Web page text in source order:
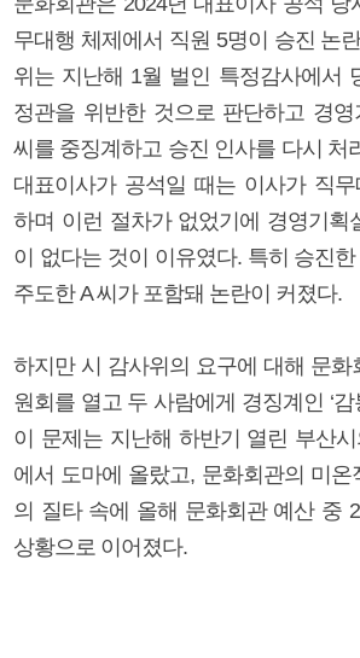
무대행 체제에서 직원 5명이 승진 논
위는 지난해 1월 벌인 특정감사에서
정관을 위반한 것으로 판단하고 경
씨를 중징계하고 승진 인사를 다시 처
대표이사가 공석일 때는 이사가 직
하며 이런 절차가 없었기에 경영기획
이 없다는 것이 이유였다. 특히 승진
주도한 A 씨가 포함돼 논란이 커졌다.
하지만 시 감사위의 요구에 대해 문화
원회를 열고 두 사람에게 경징계인 ‘감
이 문제는 지난해 하반기 열린 부산
에서 도마에 올랐고, 문화회관의 미온
의 질타 속에 올해 문화회관 예산 중
상황으로 이어졌다.